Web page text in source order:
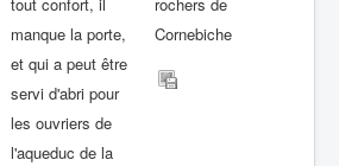
manque la porte,
et qui a peut être
servi d'abri pour
les ouvriers de
l'aqueduc de la
Cornebiche